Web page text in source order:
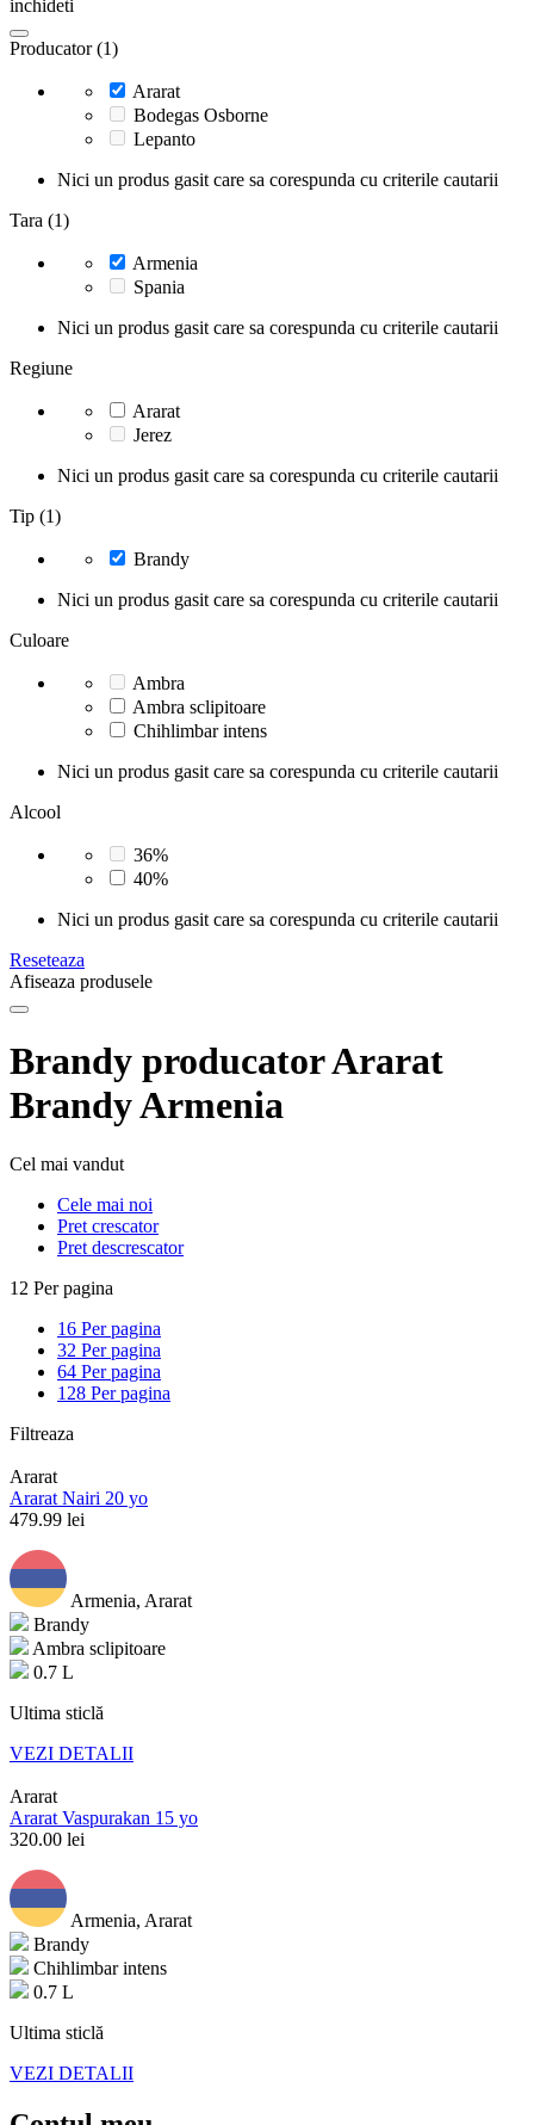
inchideti
Producator (1)
Ararat
Bodegas Osborne
Lepanto
Nici un produs gasit care sa corespunda cu criterile cautarii
Tara (1)
Armenia
Spania
Nici un produs gasit care sa corespunda cu criterile cautarii
Regiune
Ararat
Jerez
Nici un produs gasit care sa corespunda cu criterile cautarii
Tip (1)
Brandy
Nici un produs gasit care sa corespunda cu criterile cautarii
Culoare
Ambra
Ambra sclipitoare
Chihlimbar intens
Nici un produs gasit care sa corespunda cu criterile cautarii
Alcool
36%
40%
Nici un produs gasit care sa corespunda cu criterile cautarii
Reseteaza
Afiseaza produsele
Brandy producator Ararat
Brandy Armenia
Cel mai vandut
Cele mai noi
Pret crescator
Pret descrescator
12 Per pagina
16 Per pagina
32 Per pagina
64 Per pagina
128 Per pagina
Filtreaza
Ararat
Ararat Nairi 20 yo
479.99 lei
Armenia, Ararat
Brandy
Ambra sclipitoare
0.7 L
Ultima sticlă
VEZI DETALII
Ararat
Ararat Vaspurakan 15 yo
320.00 lei
Armenia, Ararat
Brandy
Chihlimbar intens
0.7 L
Ultima sticlă
VEZI DETALII